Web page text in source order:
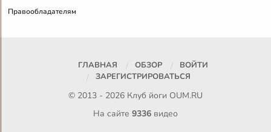
Правообладателям
ГЛАВНАЯ ОБЗОР
ВОЙТИ
ЗАРЕГИСТРИРОВАТЬСЯ
© 2013 - 2026 Клуб йоги OUM.RU
На сайте 9336видео